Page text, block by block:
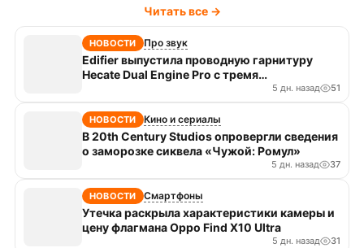
Читать все →
НОВОСТИ Про звук
Edifier выпустила проводную гарнитуру
Hecate Dual Engine Pro с тремя
5 дн. назад 51
НОВОСТИ Кино и сериалы
В 20th Century Studios опровергли сведения
о заморозке сиквела «Чужой: Ромул»
5 дн. назад 37
НОВОСТИ Смартфоны
Утечка раскрыла характеристики камеры и
цену флагмана Oppo Find X10 Ultra
5 дн. назад 31